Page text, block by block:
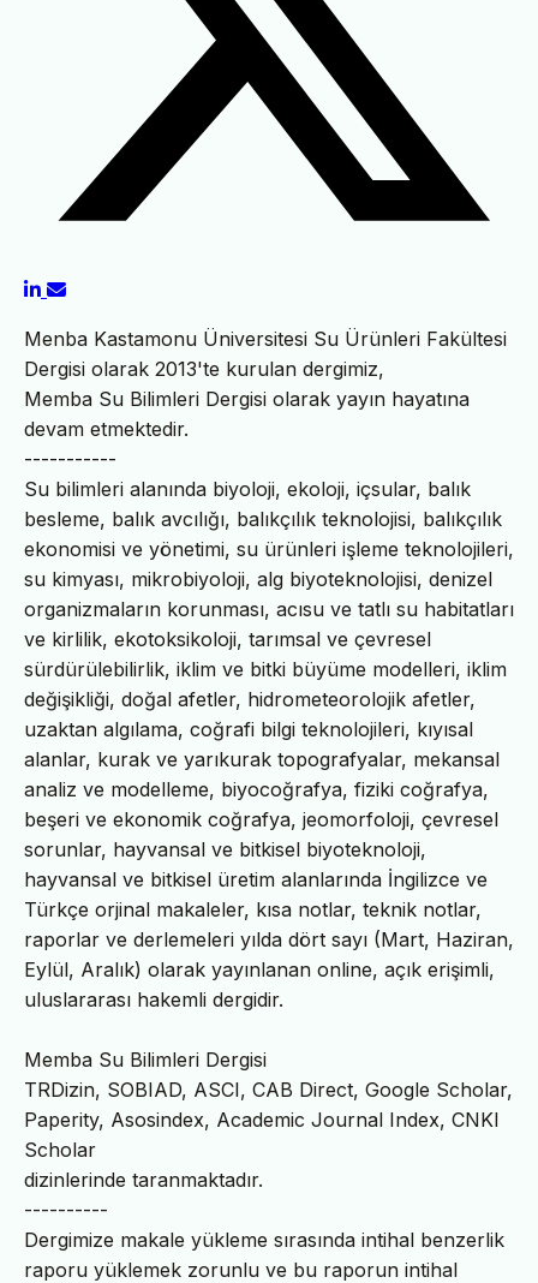
Menba Kastamonu Üniversitesi Su Ürünleri Fakültesi
Dergisi olarak 2013'te kurulan dergimiz,
Memba Su Bilimleri Dergisi olarak yayın hayatına
devam etmektedir.
-----------
Su bilimleri alanında biyoloji, ekoloji, içsular, balık
besleme, balık avcılığı, balıkçılık teknolojisi, balıkçılık
ekonomisi ve yönetimi, su ürünleri işleme teknolojileri,
su kimyası, mikrobiyoloji, alg biyoteknolojisi, denizel
organizmaların korunması, acısu ve tatlı su habitatları
ve kirlilik, ekotoksikoloji, tarımsal ve çevresel
sürdürülebilirlik, iklim ve bitki büyüme modelleri, iklim
değişikliği, doğal afetler, hidrometeorolojik afetler,
uzaktan algılama, coğrafi bilgi teknolojileri, kıyısal
alanlar, kurak ve yarıkurak topografyalar, mekansal
analiz ve modelleme, biyocoğrafya, fiziki coğrafya,
beşeri ve ekonomik coğrafya, jeomorfoloji, çevresel
sorunlar, hayvansal ve bitkisel biyoteknoloji,
hayvansal ve bitkisel üretim alanlarında İngilizce ve
Türkçe orjinal makaleler, kısa notlar, teknik notlar,
raporlar ve derlemeleri yılda dört sayı (Mart, Haziran,
Eylül, Aralık) olarak yayınlanan online, açık erişimli,
uluslararası hakemli dergidir.
Memba Su Bilimleri Dergisi
TRDizin, SOBIAD, ASCI, CAB Direct, Google Scholar,
Paperity, Asosindex, Academic Journal Index, CNKI
Scholar
dizinlerinde taranmaktadır.
----------
Dergimize makale yükleme sırasında intihal benzerlik
raporu yüklemek zorunlu ve bu raporun intihal